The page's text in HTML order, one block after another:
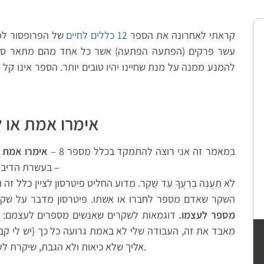
קראתי לאחרונה את הספר 12 כללים לחיים
של הפרופסור
עשר פרקים (הפתעה הפתעה) אשר כל אחד מהם מתאר
להמנע ממנה על מנת שחיינו יהיו טובים יותר. הספר אינו
אימרו אמת
במאמר זה אני רוצה להתמקד בכלל מספר 8 –
אימרו
בעשרת הדיברות הוזכר השקר כמשהו שכדאי להימנע ממנו –
לֹא תַעֲנֶה בְרֵעֲךָ עֵד שָׁקֶר. מדוע החליט פיטרסון לציין כלל
השקר שאדם מספר לחברו או אשתו. פיטרסון מדבר על
מספר לעצמו. דוגמאות לשקרים שאנשים מספרים
מאבד את זה, העבודה שלי לא באמת גרועה כל כך (יש לי
אליך שלא כיאות ולא הגבת, שיקרת לעצמך ושקר זה רק יילך ויגדל ויכביד יותר ויותר.